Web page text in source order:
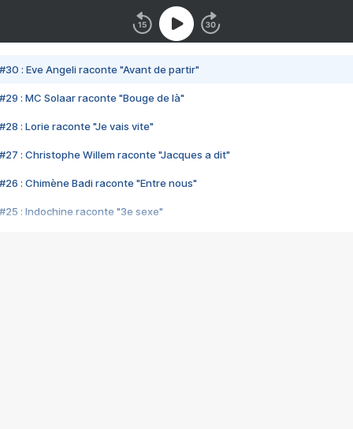
#30 : Eve Angeli raconte "Avant de partir"
#29 : MC Solaar raconte "Bouge de là"
#28 : Lorie raconte "Je vais vite"
#27 : Christophe Willem raconte "Jacques a dit"
#26 : Chimène Badi raconte "Entre nous"
#25 : Indochine raconte "3e sexe"